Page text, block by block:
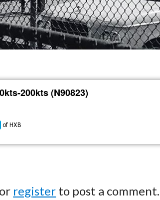
200kts (N90823)
of HXB
or register to post a comment.